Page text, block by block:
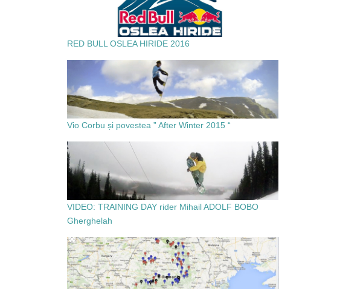
RED BULL OSLEA HIRIDE 2016
Vio Corbu și povestea ” After Winter 2015 “
VIDEO: TRAINING DAY rider Mihail ADOLF BOBO
Gherghelah